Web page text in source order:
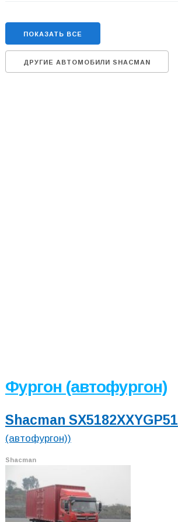
ПОКАЗАТЬ ВСЕ
ДРУГИЕ АВТОМОБИЛИ SHACMAN
Фургон (автофургон)
Shacman SX5182XXYGP51
(автофургон))
Shacman